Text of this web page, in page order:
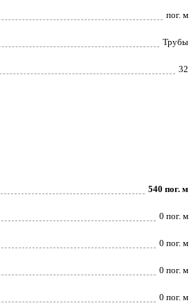
пог. м
Трубы
32
540 пог. м
0 пог. м
0 пог. м
0 пог. м
0 пог. м